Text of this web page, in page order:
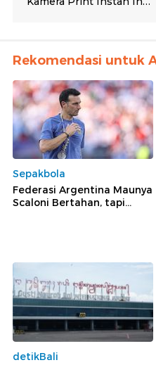
Rekomendasi untuk
Sepakbola
Federasi Argentina Maunya
Scaloni Bertahan, tapi...
detikBali